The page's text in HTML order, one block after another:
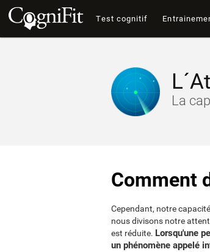
Test cognitif
La
Comment
Cependant, notre
nous divisons notre
est réduite. Lorsqu'une
un phénomène appelé